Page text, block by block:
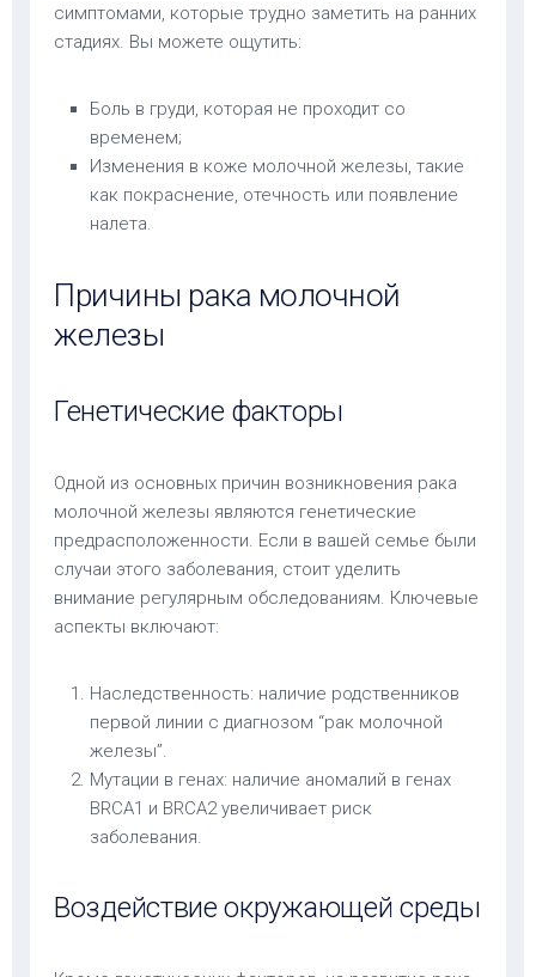
симптомами, которые трудно заметить на ранних
стадиях. Вы можете ощутить:
Боль в груди, которая не проходит со
временем;
Изменения в коже молочной железы, такие
как покраснение, отечность или появление
налета.
Причины рака молочной
железы
Генетические факторы
Одной из основных причин возникновения рака
молочной железы являются генетические
предрасположенности. Если в вашей семье были
случаи этого заболевания, стоит уделить
внимание регулярным обследованиям. Ключевые
аспекты включают:
Наследственность: наличие родственников
первой линии с диагнозом “рак молочной
железы”.
Мутации в генах: наличие аномалий в генах
BRCA1 и BRCA2 увеличивает риск
заболевания.
Воздействие окружающей среды